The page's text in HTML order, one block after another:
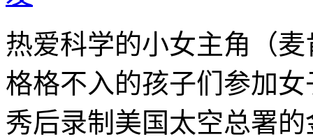
热爱科学的小女主角（
格格不入的孩子们参加
秀后录制美国太空总署